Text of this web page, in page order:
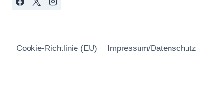
Cookie-Richtlinie (EU) Impressum/Datenschutz